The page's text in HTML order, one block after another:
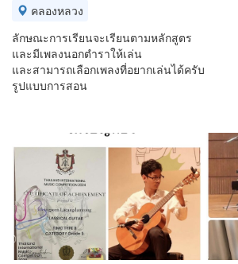
คลองหลวง
ลักษณะการเรียนจะเรียนตามหลักสูตร
และมีเพลงนอกตำราให้เล่น
และสามารถเลือกเพลงที่อยากเล่นได้ครับ
รูปแบบการสอน